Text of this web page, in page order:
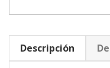
Descripción